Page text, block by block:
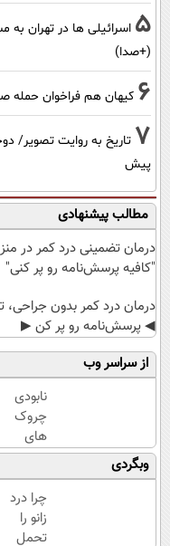
5 اسرائیلی ها در تهران به
(+صدا)
6 کیهان هم فراخوان حمله
7
پیش
مطالب پیشنهادی
درمان تضمینی درد کمر در
"کافیه پرسش‌نامه رو پر کنی"
درمان درد کمر بدون جراحی،
◀ پرسش‌نامه رو پر کن ▶
از سراسر وب
نابودی
چروک
های
سطحی
و عمقی
پوست با
کرم
آلمانی(45%تخفیف)
وبگردی
چرا درد
زانو را
تحمل